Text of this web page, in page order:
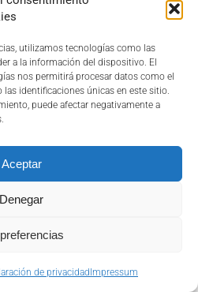
utilizamos tecnologías como las
a la información del dispositivo. El
nos permitirá procesar datos como el
identificaciones únicas en este sitio.
puede afectar negativamente a
Aceptar
Denegar
de privacidad Impressum
de medida
en tiempo real la
de agua
uno de los sistemas